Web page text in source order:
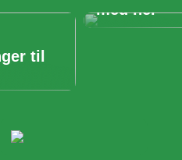
til
med her